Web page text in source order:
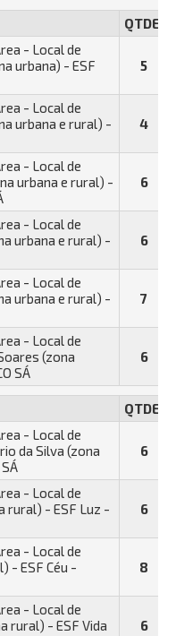
QTDE.
- Local de
urbana) - ESF
5
- Local de
urbana e rural) -
4
- Local de
urbana e rural) -
6
- Local de
urbana e rural) -
6
- Local de
urbana e rural) -
7
- Local de
(zona
SÁ
6
QTDE.
- Local de
da Silva (zona
6
- Local de
rural) - ESF Luz -
6
- Local de
- ESF Céu -
8
- Local de
rural) - ESF Vida
6